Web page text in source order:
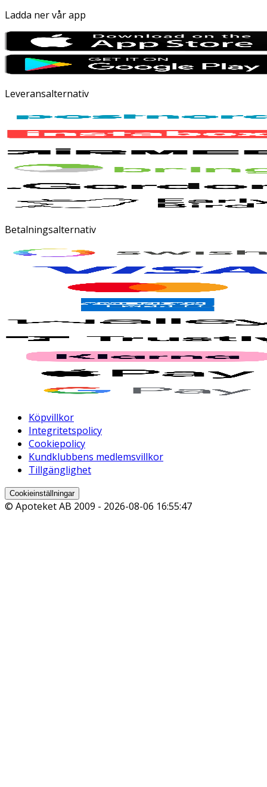
Ladda ner vår app
Leveransalternativ
Betalningsalternativ
Köpvillkor
Integritetspolicy
Cookiepolicy
Kundklubbens medlemsvillkor
Tillgänglighet
Cookieinställningar
© Apoteket AB 2009 - 2026-08-06 16:55:47